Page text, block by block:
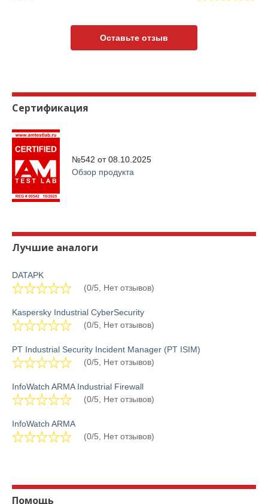
Оставьте отзыв
Сертификация
№542 от08.10.2025
Обзор продукта
Лучшие аналоги
DATAPK
(0/5, Нет отзывов)
Kaspersky Industrial CyberSecurity
(0/5, Нет отзывов)
PT Industrial Security Incident Manager (PT ISIM)
(0/5, Нет отзывов)
InfoWatch ARMA Industrial Firewall
(0/5, Нет отзывов)
InfoWatch ARMA
(0/5, Нет отзывов)
Помощь